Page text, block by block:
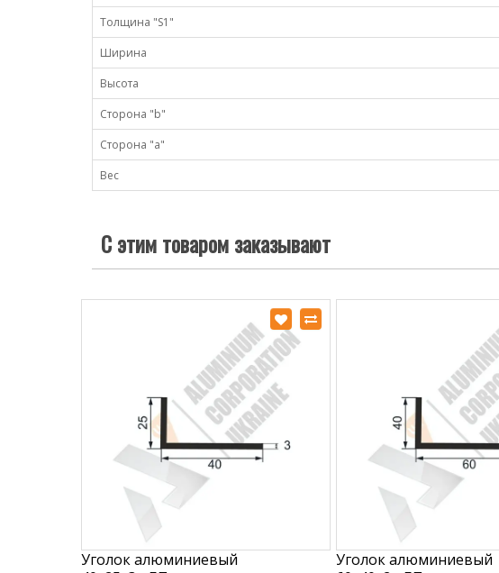
Толщина "S1"
Ширина
Высота
Сторона "b"
Сторона "а"
Вес
С этим товаром заказывают
Уголок алюминиевый
Уголок алюминиевый